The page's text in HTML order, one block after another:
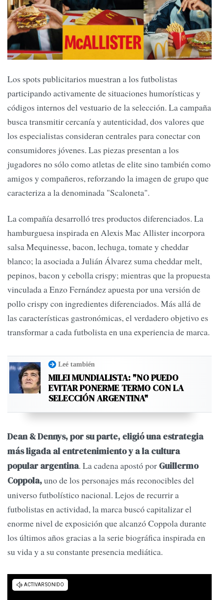
Los spots publicitarios muestran a los futbolistas
participando activamente de situaciones humorísticas y
códigos internos del vestuario de la selección. La campaña
busca transmitir cercanía y autenticidad, dos valores que
los especialistas consideran centrales para conectar con
consumidores jóvenes. Las piezas presentan a los
jugadores no sólo como atletas de elite sino también como
amigos y compañeros, reforzando la imagen de grupo que
caracteriza a la denominada "Scaloneta".
La compañía desarrolló tres productos diferenciados. La
hamburguesa inspirada en Alexis Mac Allister incorpora
salsa Mequinesse, bacon, lechuga, tomate y cheddar
blanco; la asociada a Julián Álvarez suma cheddar melt,
pepinos, bacon y cebolla crispy; mientras que la propuesta
vinculada a Enzo Fernández apuesta por una versión de
pollo crispy con ingredientes diferenciados. Más allá de
las características gastronómicas, el verdadero objetivo es
transformar a cada futbolista en una experiencia de marca.
Leé también
MILEI MUNDIALISTA: "NO PUEDO
EVITAR PONERME TERMO CON LA
SELECCIÓN ARGENTINA"
Dean & Dennys, por su parte, eligió una estrategia
más ligada al entretenimiento y a la cultura
popular argentina. La cadena apostó por Guillermo
Coppola,uno de los personajes más reconocibles del
universo futbolístico nacional. Lejos de recurrir a
futbolistas en actividad, la marca buscó capitalizar el
enorme nivel de exposición que alcanzó Coppola durante
los últimos años gracias a la serie biográfica inspirada en
su vida y a su constante presencia mediática.